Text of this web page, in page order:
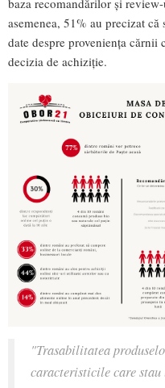
asemenea, 51% au precizat
date despre proveniența cărnii
decizia de achiziție.
"Trasabilitatea
caracteristicile care